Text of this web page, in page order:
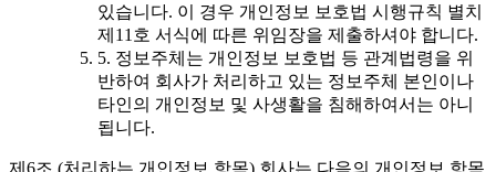
있습니다. 이 경우 개인정보 보호법 시행규칙 별치
제11호 서식에 따른 위임장을 제출하셔야 합니다.
5. 정보주체는 개인정보 보호법 등 관계법령을 위
반하여 회사가 처리하고 있는 정보주체 본인이나
타인의 개인정보 및 사생활을 침해하여서는 아니
됩니다.